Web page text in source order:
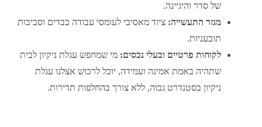
של סדר והיגיינה.
מגזר התעשייה: ציוד מאסיבי לעומסי עבודה כבדים וסביבות
תובעניות.
לקוחות פרטיים ובעלי נכסים: מי שמחפש עגלת ניקיון לבית
שתהיה באמת אמינה ועמידה, יוכל לרכוש אצלנו עגלת
ניקיון בסטנדרט גבוה, ללא צורך בהחלפות תדירות.